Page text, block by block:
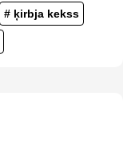
# ķirbja kekss